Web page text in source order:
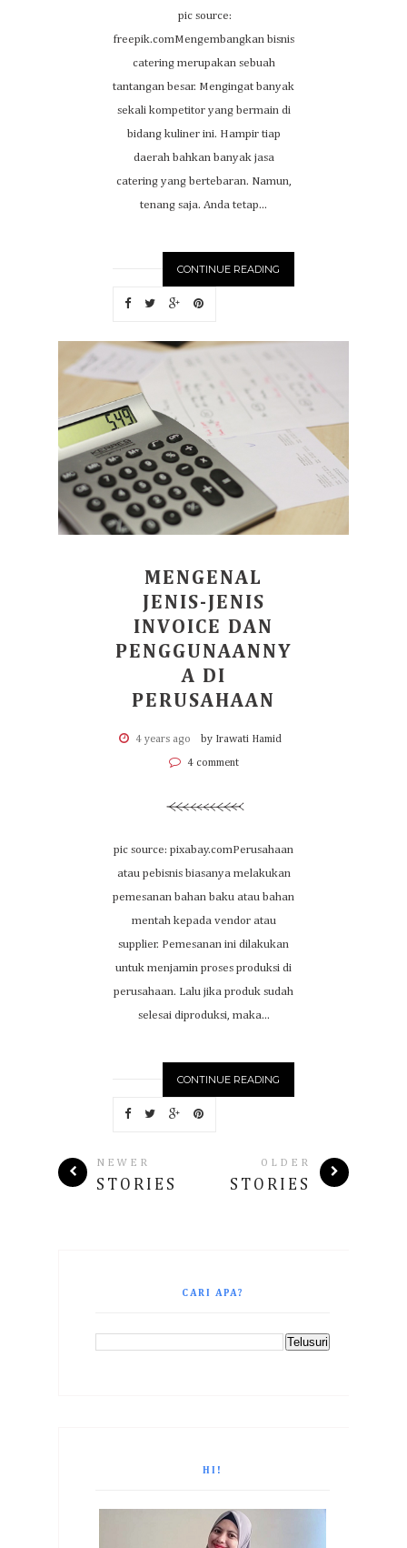
pic source:
freepik.comMengembangkan bisnis
catering merupakan sebuah
tantangan besar. Mengingat banyak
sekali kompetitor yang bermain di
bidang kuliner ini. Hampir tiap
daerah bahkan banyak jasa
catering yang bertebaran. Namun,
tenang saja. Anda tetap...
CONTINUE READING
MENGENAL
JENIS-JENIS
INVOICE DAN
PENGGUNAANNY
A DI
PERUSAHAAN
4 years ago by Irawati Hamid
4 comment
pic source: pixabay.comPerusahaan
atau pebisnis biasanya melakukan
pemesanan bahan baku atau bahan
mentah kepada vendor atau
supplier. Pemesanan ini dilakukan
untuk menjamin proses produksi di
perusahaan. Lalu jika produk sudah
selesai diproduksi, maka...
CONTINUE READING
NEWER
STORIES
OLDER
STORIES
CARI APA?
HI!